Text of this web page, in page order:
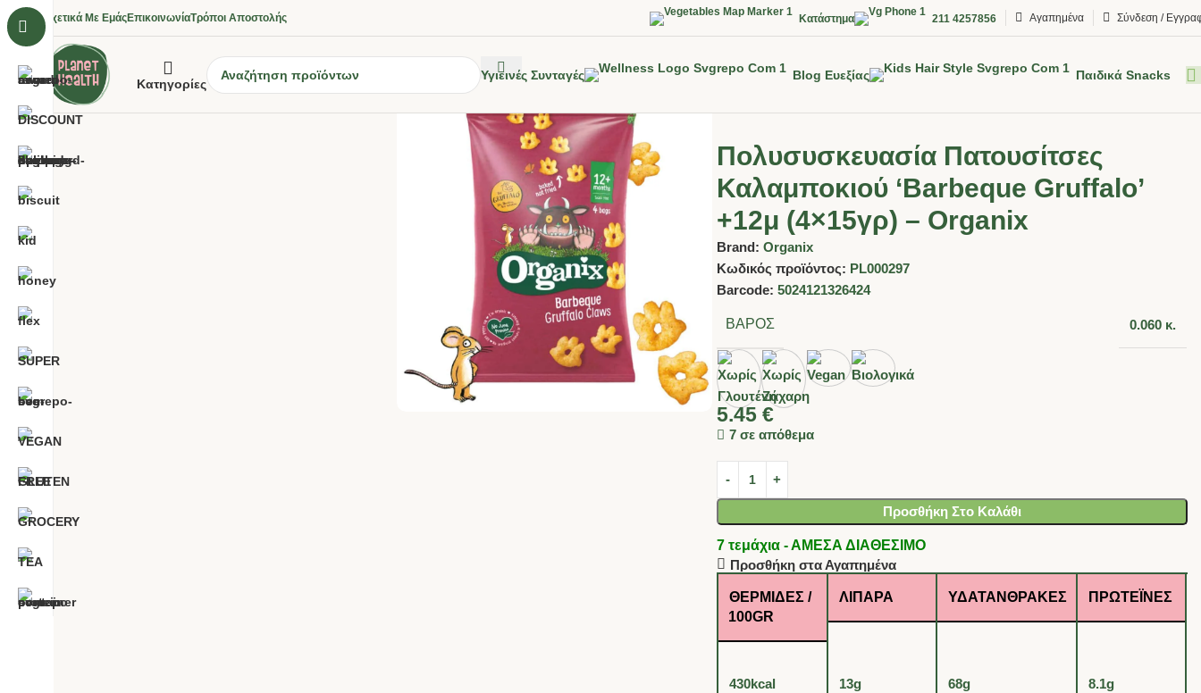
Σχετικά Με ΕμάςΕπικοινωνίαΤρόποι Αποστολής Κατάστημα 211 4257856 Αγαπημένα Σύνδεση /
Κατηγορίες
Υγιεινές Συνταγές Blog Ευεξίας Παιδικά Snacks
Πολυσυσκευασία Πατουσίτσες
Καλαμποκιού ‘Barbeque Gruffalo’
+12μ (4×15γρ) – Organix
Brand:Organix
Κωδικός προϊόντος: PL000297
Barcode:5024121326424
ΒΆΡΟΣ 0.060 κ.
5.45€
7 σε απόθεμα
Προσθήκη Στο Καλάθι
7 τεμάχια - ΑΜΕΣΑ ΔΙΑΘΕΣΙΜΟ
Προσθήκη στα Αγαπημένα
ΘΕΡΜΊΔΕΣ /
100GR
430kcal
ΛΙΠΑΡΆ
13g
ΥΔΑΤΆΝΘΡΑΚΕΣ
68g
ΠΡΩΤΕΪ́ΝΕΣ
8.1g